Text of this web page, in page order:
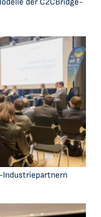
der C2CBridge-
Industriepartnern